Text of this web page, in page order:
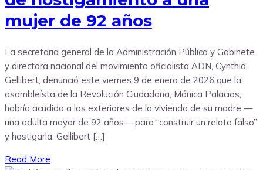
mujer de 92 años
La secretaria general de la Administración Pública y Gabinete
y directora nacional del movimiento oficialista ADN, Cynthia
Gellibert, denunció este viernes 9 de enero de 2026 que la
asambleísta de la Revolución Ciudadana, Mónica Palacios,
habría acudido a los exteriores de la vivienda de su madre —
una adulta mayor de 92 años— para “construir un relato falso”
y hostigarla. Gellibert […]
Read More